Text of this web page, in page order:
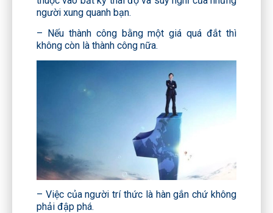
người xung quanh bạn.
– Nếu thành công bằng một giá quá đắt thì
không còn là thành công nữa.
– Việc của người trí thức là hàn gắn chứ không
phải đập phá.